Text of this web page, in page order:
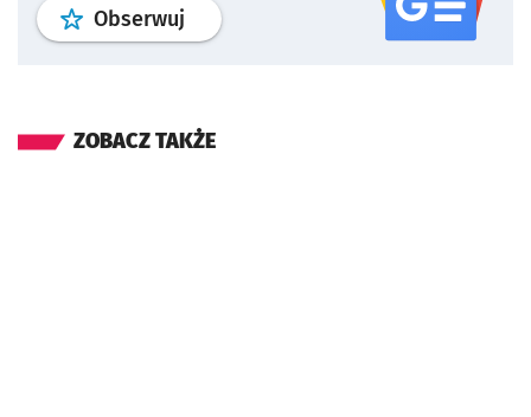
Obserwuj profil serwisu
ZOBACZ TAKŻE